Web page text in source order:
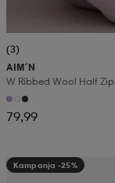
(3)
AIM´N
W Ribbed Wool Half Zip
79,99
Kampanja -25%